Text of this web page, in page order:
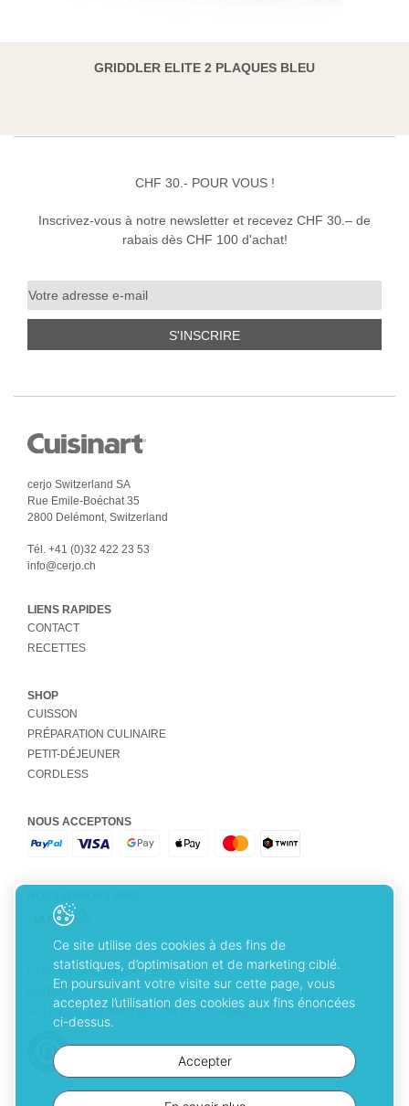
GRIDDLER ELITE 2 PLAQUES BLEU
CHF 30.- POUR VOUS !
Inscrivez-vous à notre newsletter et recevez CHF 30.– de
rabais dès CHF 100 d'achat!
S'INSCRIRE
cerjo Switzerland SA
Rue Emile-Boéchat 35
2800 Delémont, Switzerland
Tél. +41 (0)32 422 23 53
info@cerjo.ch
LIENS RAPIDES
CONTACT
RECETTES
SHOP
CUISSON
PRÉPARATION CULINAIRE
PETIT-DÉJEUNER
CORDLESS
NOUS ACCEPTONS
CONDITIONS GÉNÉRALES DE VENTE
GARANTIE
POLITIQUE DE PROTECTION DES DONNÉES
Ce site utilise des cookies à des fins de
statistiques, d’optimisation et de marketing ciblé.
En poursuivant votre visite sur cette page, vous
acceptez l’utilisation des cookies aux fins énoncées
ci-dessus.
Accepter